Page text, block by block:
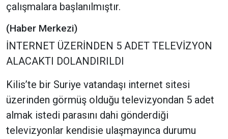
çalışmalara başlanılmıştır.
(Haber Merkezi)
İNTERNET ÜZERİNDEN 5 ADET TELEVİZYON
ALACAKTI DOLANDIRILDI
Kilis’te bir Suriye vatandaşı internet sitesi
üzerinden görmüş olduğu televizyondan 5 adet
almak istedi parasını dahi gönderdiği
televizyonlar kendisie ulaşmayınca durumu